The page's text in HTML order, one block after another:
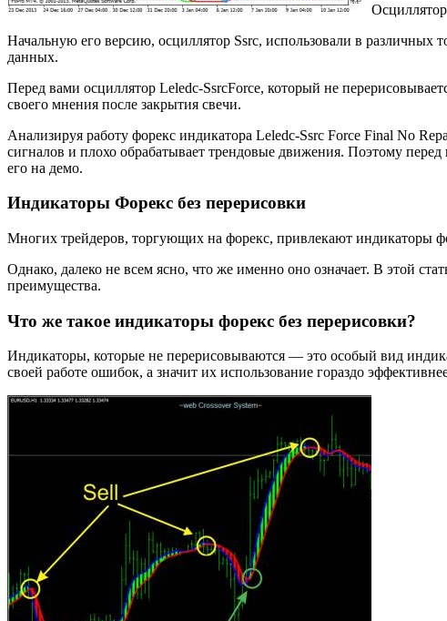
Начальную его версию, осциллятор Ssrc, использовали в
данных.
Перед вами осциллятор Leledc-SsrcForce, который не
своего мнения после закрытия свечи.
Анализируя работу форекс индикатора Leledc-Ssrc Force Final No
сигналов и плохо обрабатывает трендовые движения. Поэтому
его на демо.
Индикаторы Форекс без перерисовки
Многих трейдеров, торгующих на форекс, привлекают индикаторы
Однако, далеко не всем ясно, что же именно оно означает. В этой
преимущества.
Что же такое индикаторы форекс без перерисовки?
Индикаторы, которые не перерисовываются — это особый вид
своей работе ошибок, а значит их использование гораздо